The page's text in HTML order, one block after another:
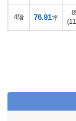
4階 76.91坪